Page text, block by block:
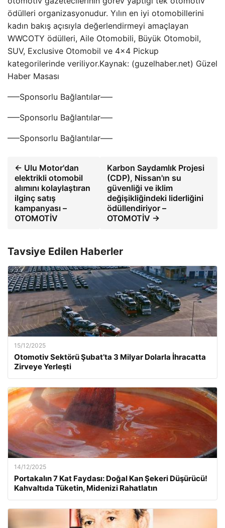
ödülleri organizasyonudur. Yılın en iyi otomobillerini
kadın bakış açısıyla değerlendirmeyi amaçlayan
WWCOTY ödülleri, Aile Otomobili, Büyük Otomobil,
SUV, Exclusive Otomobil ve 4×4 Pickup
kategorilerinde veriliyor.Kaynak: (guzelhaber.net) Güzel
Haber Masası
—–Sponsorlu Bağlantılar—–
—–Sponsorlu Bağlantılar—–
—–Sponsorlu Bağlantılar—–
← Ulu Motor'dan
elektrikli otomobil
alımını kolaylaştıran
ilginç satış
kampanyası –
OTOMOTİV
Karbon Saydamlık Projesi
(CDP), Nissan'ın su
güvenliği ve iklim
değişikliğindeki liderliğini
ödüllendiriyor –
OTOMOTİV →
Tavsiye Edilen Haberler
15/12/2025
Otomotiv Sektörü Şubat’ta 3 Milyar Dolarla İhracatta
Zirveye Yerleşti
14/12/2025
Portakalın 7 Kat Faydası: Doğal Kan Şekeri Düşürücü!
Kahvaltıda Tüketin, Midenizi Rahatlatın